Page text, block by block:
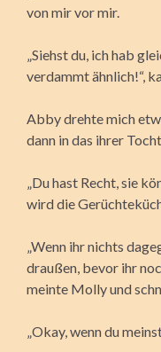
von mir vor mir.
„Siehst du, ich hab
verdammt ähnlich!“,
Abby drehte mich
dann in das ihrer
„Du hast Recht, sie
wird die
„Wenn ihr nichts
draußen, bevor ihr
meinte Molly und
„Okay, wenn du